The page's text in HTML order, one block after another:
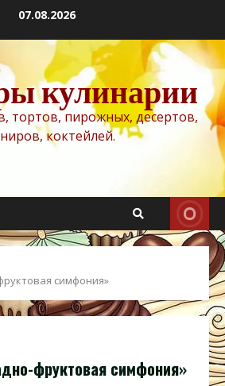
07.08.2026
кулинарии
тортов, пирожных, десертов,
коктейлей.
симфония»
фруктовая симфония»